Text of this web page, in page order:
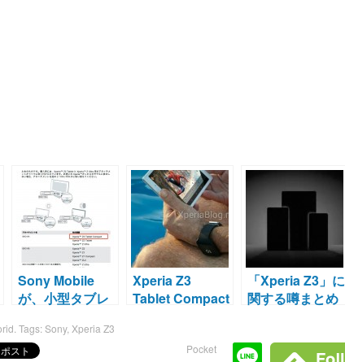
Sony Mobile
が、小型タブレ
Tablet Compact
を開発中？
Xperia Z3
Tablet Compact
「Xperia Z3」に
関する噂まとめ
. Tags:Sony, Xperia Z3
Pocket